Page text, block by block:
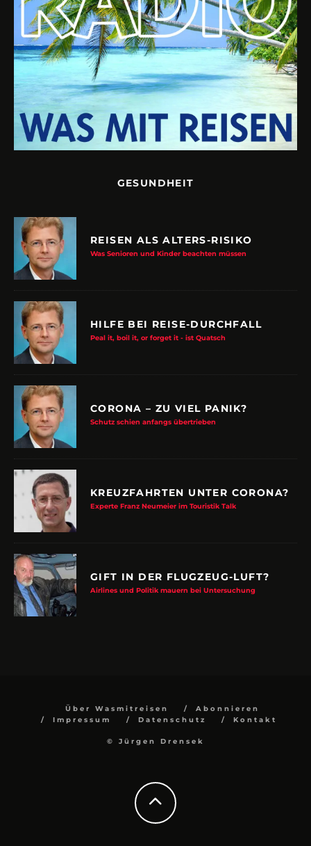
GESUNDHEIT
REISEN ALS ALTERS-RISIKO
Was Senioren und Kinder beachten müssen
HILFE BEI REISE-DURCHFALL
Peal it, boil it, or forget it - ist Quatsch
CORONA – ZU VIEL PANIK?
Schutz schien anfangs übertrieben
KREUZFAHRTEN UNTER CORONA?
Experte Franz Neumeier im Touristik Talk
GIFT IN DER FLUGZEUG-LUFT?
Airlines und Politik mauern bei Untersuchung
Über Wasmitreisen
Abonnieren
Impressum
Datenschutz Kontakt
© Jürgen Drensek